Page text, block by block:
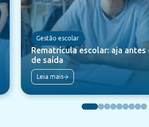
Gestão escolar
Rematrícula escolar: aja
de saída
Leia mais